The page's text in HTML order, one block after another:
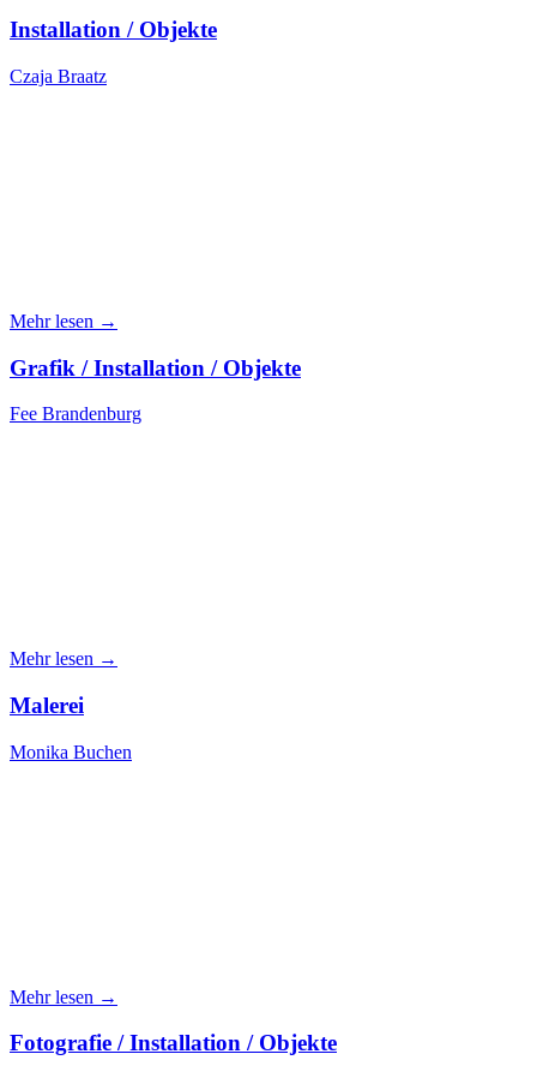
Installation / Objekte
Czaja Braatz
Mehr lesen →
Grafik / Installation / Objekte
Fee Brandenburg
Mehr lesen →
Malerei
Monika Buchen
Mehr lesen →
Fotografie / Installation / Objekte